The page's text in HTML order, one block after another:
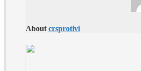
Aboutcrsprotivi